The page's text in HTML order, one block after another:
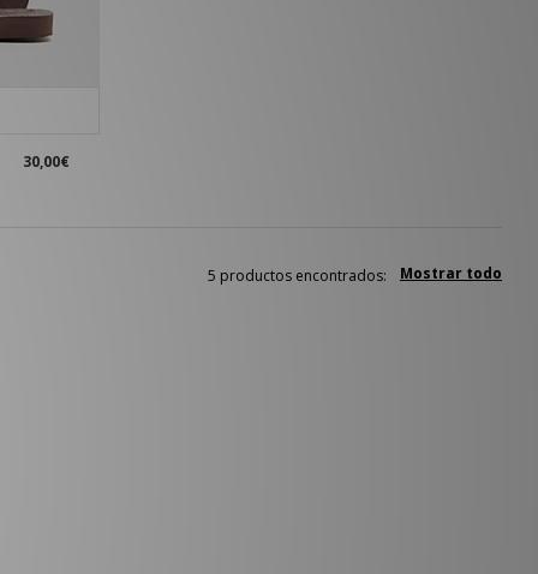
30,00€
Mostrar todo
5 productos encontrados: